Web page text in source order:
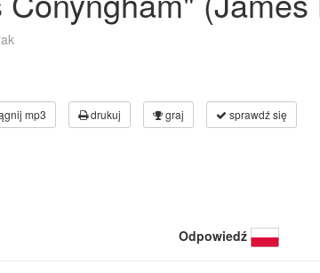
mp3 drukuj graj sprawdź się
Odpowiedź